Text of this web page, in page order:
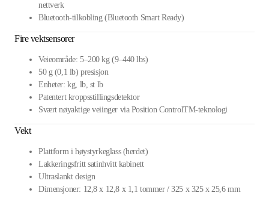
nettverk
Bluetooth-tilkobling (Bluetooth Smart Ready)
Fire vektsensorer
Veieområde: 5–200 kg (9–440 lbs)
50 g (0,1 lb) presisjon
Enheter: kg, lb, st lb
Patentert kroppsstillingsdetektor
Svært nøyaktige veiinger via Position ControlTM-teknologi
Vekt
Plattform i høystyrkeglass (herdet)
Lakkeringsfritt satinhvitt kabinett
Ultraslankt design
Dimensjoner: 12,8 x 12,8 x 1,1 tommer / 325 x 325 x 25,6 mm